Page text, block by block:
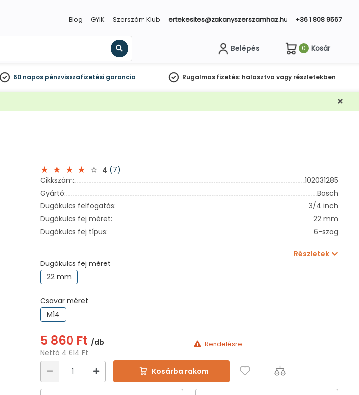
Blog GYIK Szerszám Klub ertekesites@zakanyszerszamhaz.hu +36 1 808 9567
Keresés
Belépés 0 Kosár
60 napos pénzvisszafizetési garancia Rugalmas fizetés: halasztva vagy részletekben
4 (7)
Cikkszám:
102031285
Gyártó:
Bosch
Dugókulcs felfogatás:
3/4 inch
Dugókulcs fej méret:
22 mm
Dugókulcs fej típus:
6-szög
Részletek
Dugókulcs fej méret
22 mm
Csavar méret
M14
5 860 Ft /db
Nettó 4 614 Ft
Rendelésre
Kosárba rakom